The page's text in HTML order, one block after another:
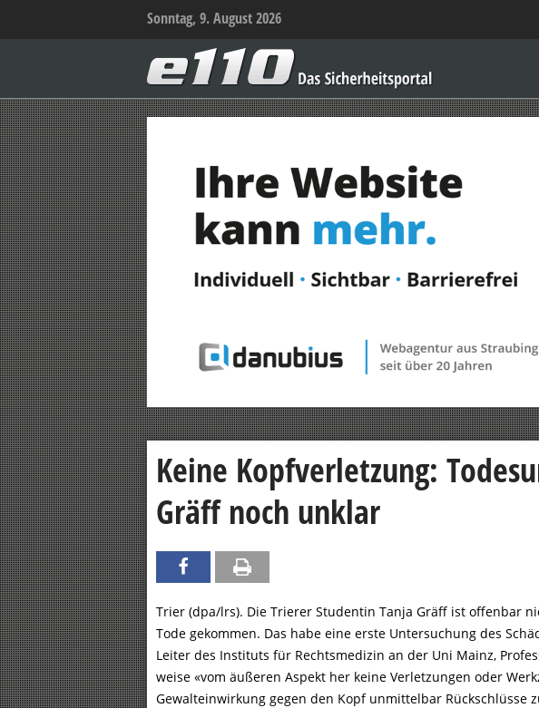
Sonntag, 9. August 2026
–
Das
Sicherheitsportal
Keine Kopfverletzung:
Gräff noch unklar
Trier (dpa/lrs). Die Trierer Studentin Tanja Gräff ist offenbar
Tode gekommen. Das habe eine erste Untersuchung des
Leiter des Instituts für Rechtsmedizin an der Uni Mainz,
weise «vom äußeren Aspekt her keine Verletzungen oder
Gewalteinwirkung gegen den Kopf unmittelbar Rückschlüsse